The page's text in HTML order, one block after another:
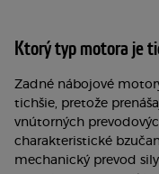
Ktorý typ motora je
Zadné nábojové
tichšie, pretože
vnútorných
charakteristické
mechanický prevod